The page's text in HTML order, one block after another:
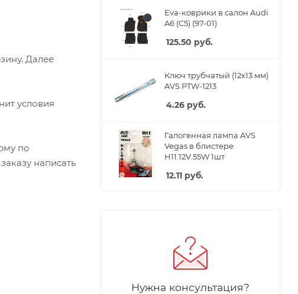
Далее
условия
по
написать
Eva-коврики в салон Audi
A6 (C5) (97-01)
125.50 руб.
Ключ трубчатый (12х13 мм)
AVS PTW-1213
4.26 руб.
Галогенная лампа AVS
Vegas в блистере
H11.12V.55W 1шт
12.11 руб.
Нужна консультация?